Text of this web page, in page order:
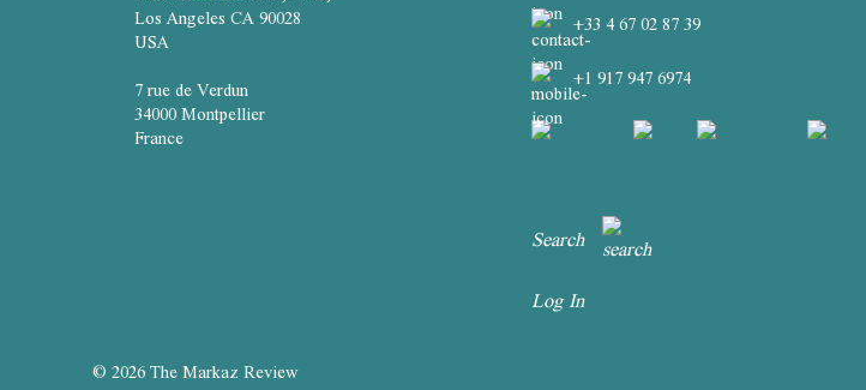
Los Angeles CA 90028
USA
7 rue de Verdun
34000 Montpellier
France
+33 4 67 02 87 39
+1 917 947 6974
Search
Log In
© 2026 The Markaz Review